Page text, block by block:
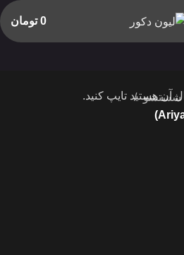
0 تومان
شستشو
آن هستید تایپ کنید.